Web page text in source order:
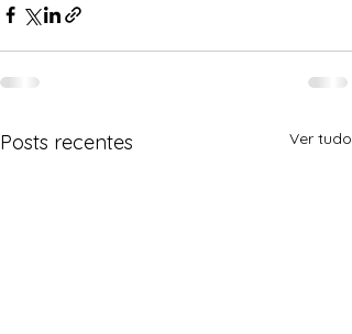
Posts recentes Ver tudo